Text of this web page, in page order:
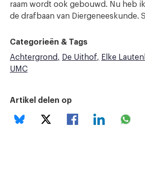
raam wordt ook gebouwd. Nu heb
de drafbaan van Diergeneeskunde.
Categorieën & Tags
Achtergrond
De Uithof Elke
UMC
Artikel delen op